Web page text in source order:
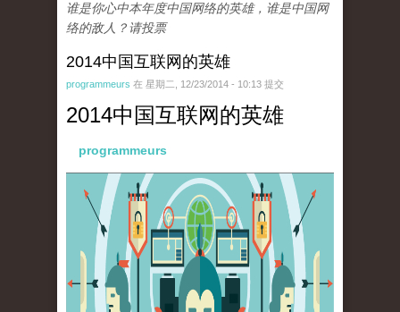
谁是你心中本年度中国网络的英雄，谁是中国网
络的敌人？请投票
2014中国互联网的英雄
programmeurs 在 星期二, 12/23/2014 - 10:13 提交
2014中国互联网的英雄
programmeurs
paopao_internet_72dpi_22dec2014-01.png